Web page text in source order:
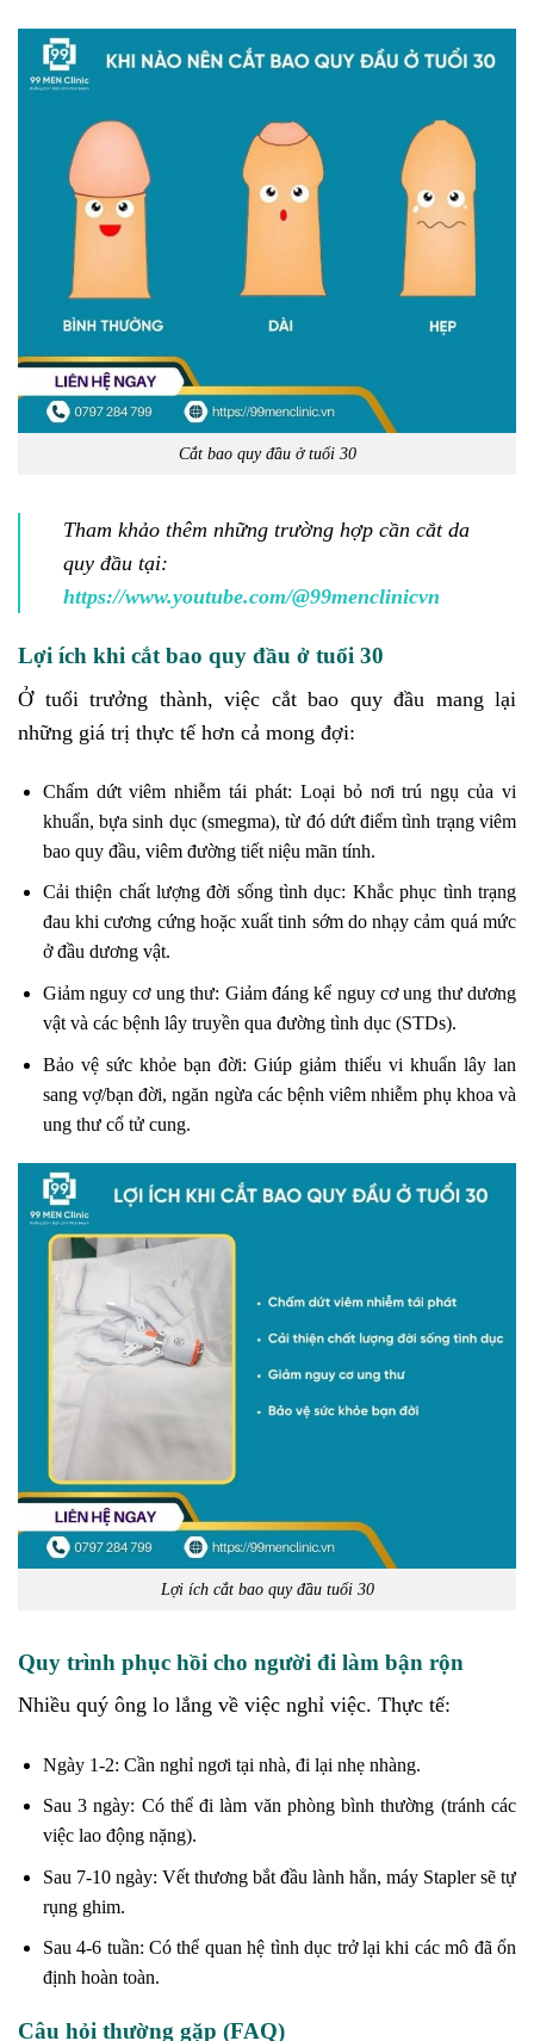
Cắt bao quy đầu ở tuổi 30
Tham khảo thêm những trường hợp cần cắt da
quy đầu tại:
https://www.youtube.com/@99menclinicvn
Lợi ích khi cắt bao quy đầu ở tuổi 30
Ở tuổi trưởng thành, việc cắt bao quy đầu mang lại
những giá trị thực tế hơn cả mong đợi:
Chấm dứt viêm nhiễm tái phát: Loại bỏ nơi trú ngụ của vi
khuẩn, bựa sinh dục (smegma), từ đó dứt điểm tình trạng viêm
bao quy đầu, viêm đường tiết niệu mãn tính.
Cải thiện chất lượng đời sống tình dục: Khắc phục tình trạng
đau khi cương cứng hoặc xuất tinh sớm do nhạy cảm quá mức
ở đầu dương vật.
Giảm nguy cơ ung thư: Giảm đáng kể nguy cơ ung thư dương
vật và các bệnh lây truyền qua đường tình dục (STDs).
Bảo vệ sức khỏe bạn đời: Giúp giảm thiểu vi khuẩn lây lan
sang vợ/bạn đời, ngăn ngừa các bệnh viêm nhiễm phụ khoa và
ung thư cổ tử cung.
Lợi ích cắt bao quy đầu tuổi 30
Quy trình phục hồi cho người đi làm bận rộn
Nhiều quý ông lo lắng về việc nghỉ việc. Thực tế:
Ngày 1-2: Cần nghỉ ngơi tại nhà, đi lại nhẹ nhàng.
Sau 3 ngày: Có thể đi làm văn phòng bình thường (tránh các
việc lao động nặng).
Sau 7-10 ngày: Vết thương bắt đầu lành hẳn, máy Stapler sẽ tự
rụng ghim.
Sau 4-6 tuần: Có thể quan hệ tình dục trở lại khi các mô đã ổn
định hoàn toàn.
Câu hỏi thường gặp (FAQ)